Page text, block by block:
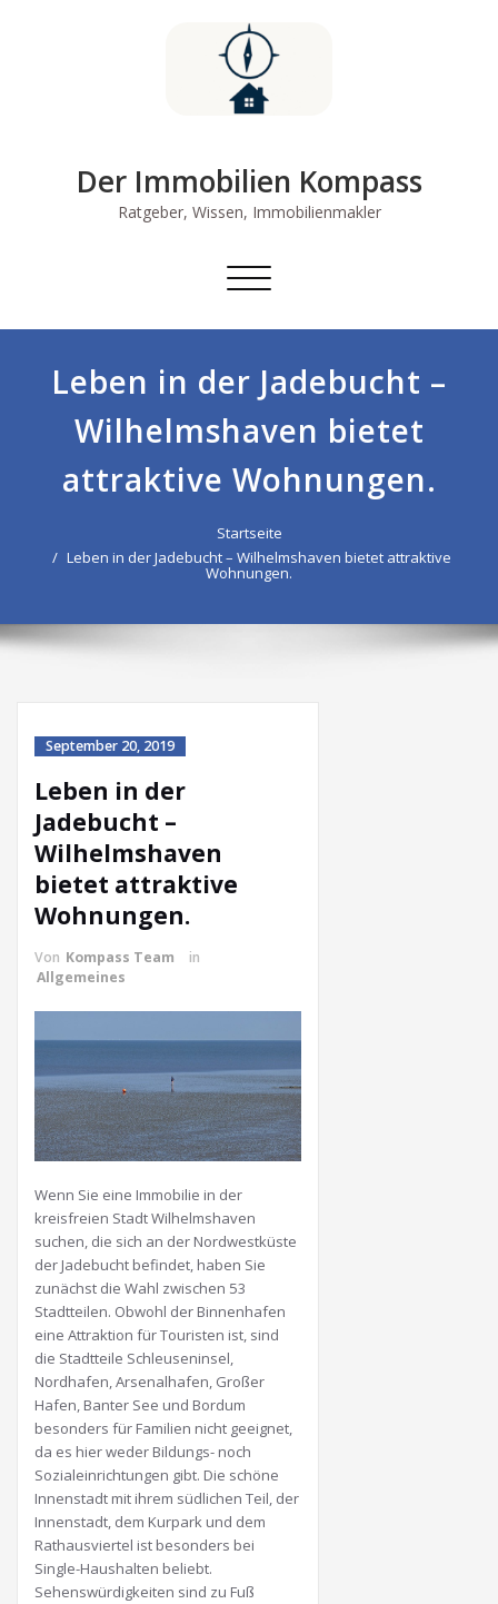
Der Immobilien Kompass
Ratgeber, Wissen, Immobilienmakler
Schalte
Leben in der Jadebucht –
Wilhelmshaven bietet
attraktive Wohnungen.
Startseite
Leben in der Jadebucht – Wilhelmshaven bietet attraktive
Wohnungen.
September 20, 2019
Leben in der
Jadebucht –
Wilhelmshaven
bietet attraktive
Wohnungen.
Von Kompass Team
in
Allgemeines
Wenn Sie eine Immobilie in der
kreisfreien Stadt Wilhelmshaven
suchen, die sich an der Nordwestküste
der Jadebucht befindet, haben Sie
zunächst die Wahl zwischen 53
Stadtteilen. Obwohl der Binnenhafen
eine Attraktion für Touristen ist, sind
die Stadtteile Schleuseninsel,
Nordhafen, Arsenalhafen, Großer
Hafen, Banter See und Bordum
besonders für Familien nicht geeignet,
da es hier weder Bildungs- noch
Sozialeinrichtungen gibt. Die schöne
Innenstadt mit ihrem südlichen Teil, der
Innenstadt, dem Kurpark und dem
Rathausviertel ist besonders bei
Single-Haushalten beliebt.
Sehenswürdigkeiten sind zu Fuß